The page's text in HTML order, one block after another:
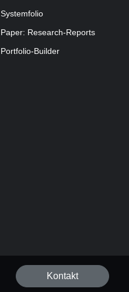
Systemfolio
Paper: Research-Reports
Portfolio-Builder
Kontakt